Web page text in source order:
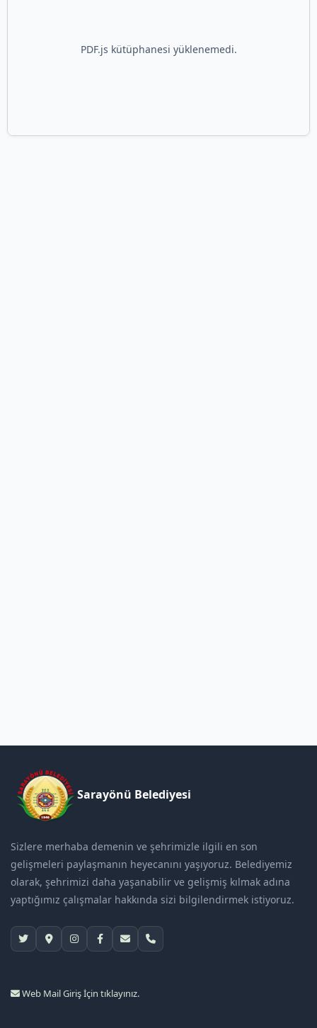
PDF.js kütüphanesi yüklenemedi.
Sarayönü Belediyesi
Sizlere merhaba demenin ve şehrimizle ilgili en son
gelişmeleri paylaşmanın heyecanını yaşıyoruz. Belediyemiz
olarak, şehrimizi daha yaşanabilir ve gelişmiş kılmak adına
yaptığımız çalışmalar hakkında sizi bilgilendirmek istiyoruz.
Web Mail Giriş İçin tıklayınız.